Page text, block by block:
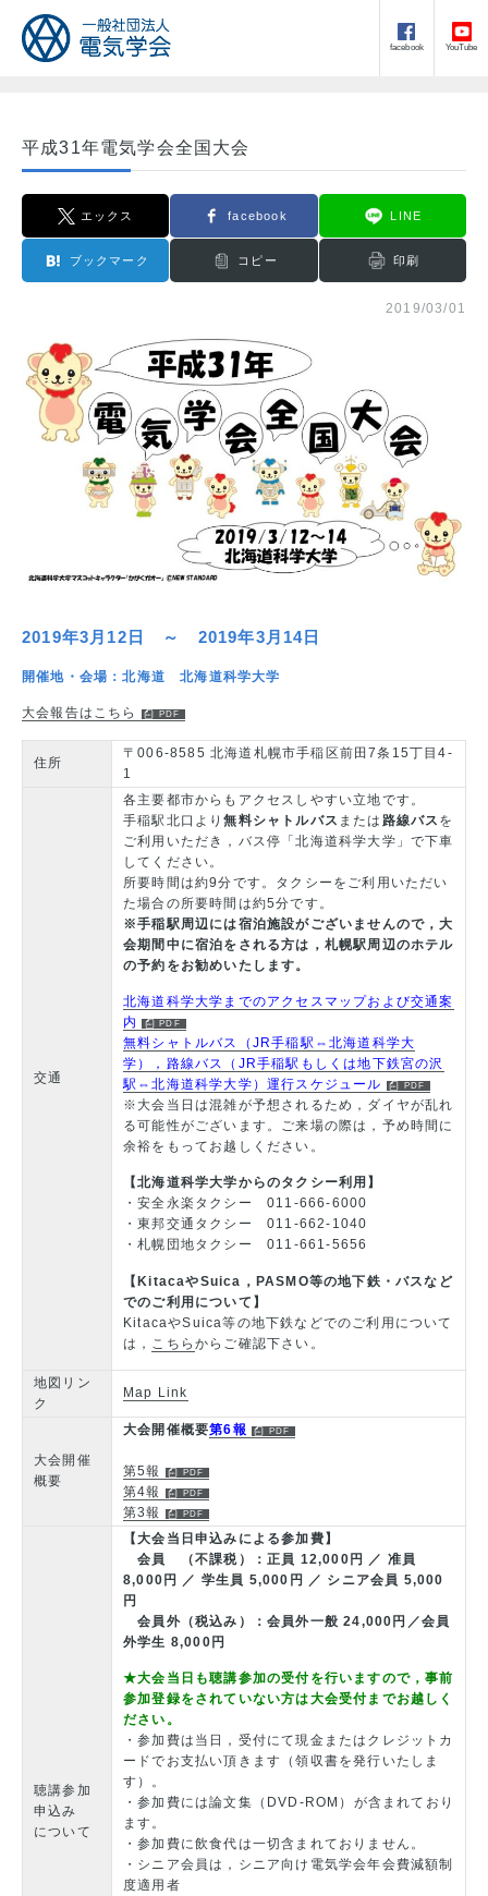
facebook YouTube
平成31年電気学会全国大会
エックス facebook LINE
ブックマーク コピー 印刷
2019/03/01
2019年3月12日 ～ 2019年3月14日
開催地・会場：北海道 北海道科学大学
大会報告はこちら
住所
〒006-8585 北海道札幌市手稲区前田7条15丁目4-
1
交通
各主要都市からもアクセスしやすい立地です。
手稲駅北口より無料シャトルバス または 路線バス を
ご利用いただき，バス停「北海道科学大学」で下車
してください。
所要時間は約9分です。タクシーをご利用いただい
た場合の所要時間は約5分です。
※手稲駅周辺には宿泊施設がございませんので，大
会期間中に宿泊をされる方は，札幌駅周辺のホテル
の予約をお勧めいたします。
北海道科学大学までのアクセスマップおよび交通案
内
無料シャトルバス（JR手稲駅⇔北海道科学大
学），路線バス（JR手稲駅もしくは地下鉄宮の沢
駅⇔北海道科学大学）運行スケジュール
※大会当日は混雑が予想されるため，ダイヤが乱れ
る可能性がございます。ご来場の際は，予め時間に
余裕をもってお越しください。
【北海道科学大学からのタクシー利用】
・安全永楽タクシー 011-666-6000
・東邦交通タクシー 011-662-1040
・札幌団地タクシー 011-661-5656
【KitacaやSuica，PASMO等の地下鉄・バスなど
でのご利用について】
KitacaやSuica等の地下鉄などでのご利用について
は， こちらからご確認下さい。
地図リン
ク
Map Link
大会開催
概要
大会開催概要第6報
第5報
第4報
第3報
聴講参加
申込み
について
【大会当日申込みによる参加費】
会員 （不課税）：正員 12,000円 ／ 准員
8,000円 ／ 学生員 5,000円 ／ シニア会員 5,000
円
会員外（税込み）：会員外一般 24,000円／会員
外学生 8,000円
★大会当日も聴講参加の受付を行いますので，事前
参加登録をされていない方は大会受付までお越しく
ださい。
・参加費は当日，受付にて現金またはクレジットカ
ードでお支払い頂きます（領収書を発行いたしま
す）。
・参加費には論文集（DVD-ROM）が含まれており
ます。
・参加費に飲食代は一切含まれておりません。
・シニア会員は，シニア向け電気学会年会費減額制
度適用者